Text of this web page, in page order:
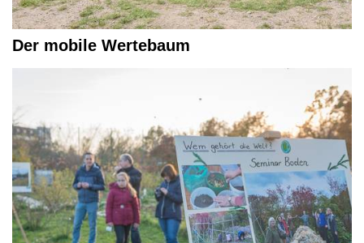
Der mobile Wertebaum